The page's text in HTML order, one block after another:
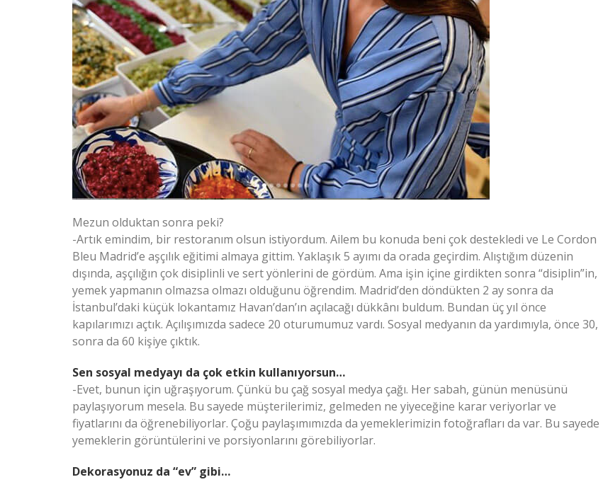
Mezun olduktan sonra peki?
-Artık emindim, bir restoranım olsun istiyordum. Ailem bu konuda beni çok destekledi ve Le Cordon
Bleu Madrid’e aşçılık eğitimi almaya gittim. Yaklaşık 5 ayımı da orada geçirdim. Alıştığım düzenin
dışında, aşçılığın çok disiplinli ve sert yönlerini de gördüm. Ama işin içine girdikten sonra “disiplin”in,
yemek yapmanın olmazsa olmazı olduğunu öğrendim. Madrid’den döndükten 2 ay sonra da
İstanbul’daki küçük lokantamız Havan’dan’ın açılacağı dükkânı buldum. Bundan üç yıl önce
kapılarımızı açtık. Açılışımızda sadece 20 oturumumuz vardı. Sosyal medyanın da yardımıyla, önce 30,
sonra da 60 kişiye çıktık.
Sen sosyal medyayı da çok etkin kullanıyorsun…
-Evet, bunun için uğraşıyorum. Çünkü bu çağ sosyal medya çağı. Her sabah, günün menüsünü
paylaşıyorum mesela. Bu sayede müşterilerimiz, gelmeden ne yiyeceğine karar veriyorlar ve
fiyatlarını da öğrenebiliyorlar. Çoğu paylaşımımızda da yemeklerimizin fotoğrafları da var. Bu sayede
yemeklerin görüntülerini ve porsiyonlarını görebiliyorlar.
Dekorasyonuz da “ev” gibi…